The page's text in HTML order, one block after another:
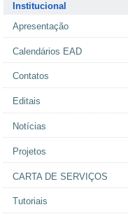
Institucional
Apresentação
Calendários EAD
Contatos
Editais
Notícias
Projetos
CARTA DE SERVIÇOS
Tutoriais